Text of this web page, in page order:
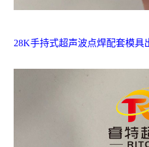
28K手持式超声波点焊配套模具